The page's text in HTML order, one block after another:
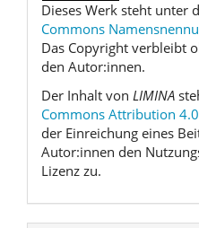
Dieses Werk steht unter
Commons
Das Copyright verbleibt
den Autor:innen.
Der Inhalt von LIMINA
Commons Attribution
der Einreichung eines
Autor:innen den
Lizenz zu.